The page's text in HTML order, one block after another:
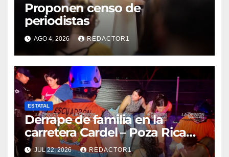
Proponen censo de
periodistas
AGO 4, 2026 REDACTOR1
ESTATAL
Derrape de familia en la
carretera Cardel – Poza Rica
reaviva críticas por tardanza
JUL 22, 2026 REDACTOR1